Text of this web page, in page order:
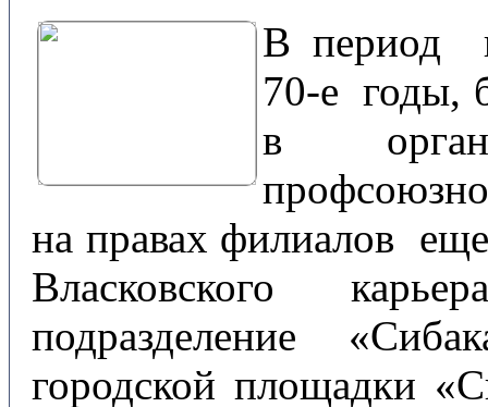
В период
70-е годы,
в
на правах филиалов
Власковского
подразделение
городской площадки